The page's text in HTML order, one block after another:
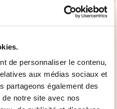
de personnaliser le contenu,
aux médias sociaux et
partageons également des
notre site avec nos